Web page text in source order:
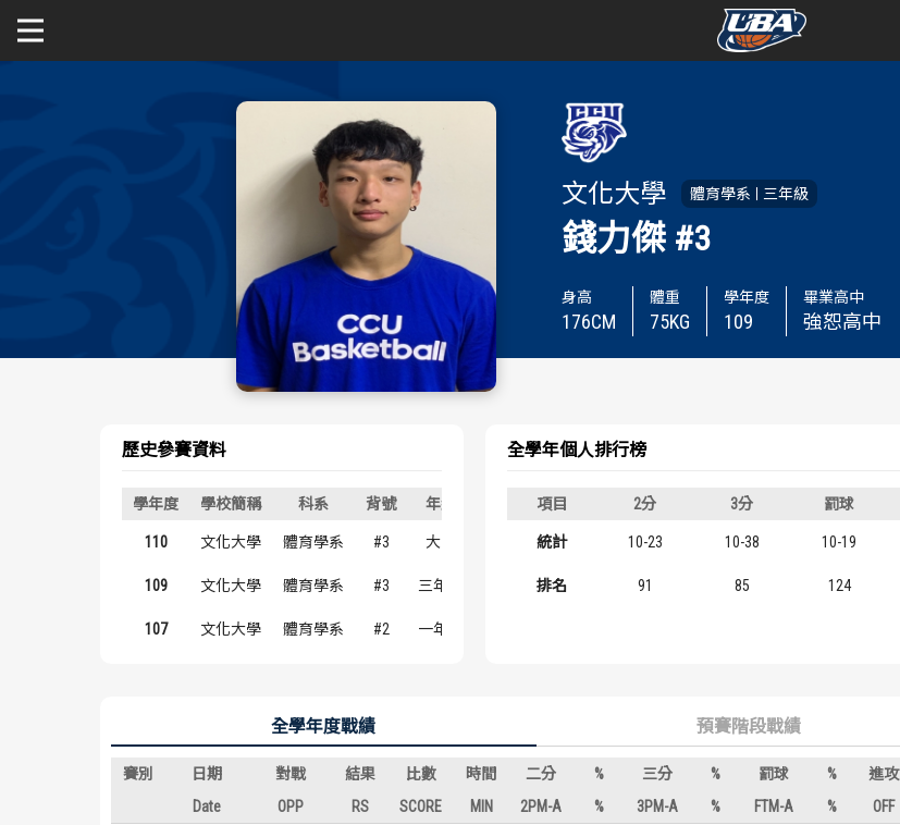
賽程表
球隊資訊
歷屆冠軍
賽程表
球隊資訊
歷屆冠軍
文化大學 體育學系 三年級
錢力傑 #3
身高
176CM
體重
75KG
學年度
109
畢業高中
強恕高中
歷史參賽資料
學年度 學校簡稱 科系 背號 年級
110 文化大學 體育學系 #3 大四
109 文化大學 體育學系 #3 三年級
107 文化大學 體育學系 #2 一年級
全學年個人排行榜
項目 2分 3分 罰球
統計 10-23 10-38 10-19
排名 91 85 124
全學年度戰績 預賽階段戰績
賽別 日期 對戰 結果 比數 時間 二分 % 三分 % 罰球 % 進攻
Date
OPP RS SCORE MIN 2PM-A % 3PM-A % FTM-A % OFF